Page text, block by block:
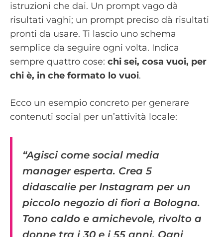
istruzioni che dai. Un prompt vago dà
risultati vaghi; un prompt preciso dà risultati
pronti da usare. Ti lascio uno schema
semplice da seguire ogni volta. Indica
sempre quattro cose: chi sei, cosa vuoi, per
chi è, in che formato lo vuoi.
Ecco un esempio concreto per generare
contenuti social per un’attività locale:
“Agisci come social media
manager esperta. Crea 5
didascalie per Instagram per un
piccolo negozio di fiori a Bologna.
Tono caldo e amichevole, rivolto a